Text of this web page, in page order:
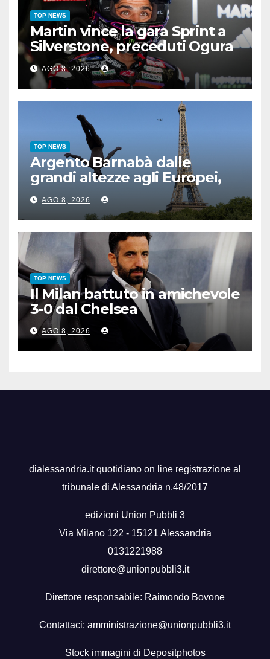
TOP NEWS
Martin vince la gara Sprint a
Silverstone, preceduti Ogura
e Bezzecchi
AGO 8, 2026
TOP NEWS
Argento Barnabà dalle
grandi altezze agli Europei,
bis azzurro dopo Cosetti
AGO 8, 2026
TOP NEWS
Il Milan battuto in amichevole
3-0 dal Chelsea
AGO 8, 2026
dialessandria.it quotidiano on line registrazione al
tribunale di Alessandria n.48/2017
edizioni Union Pubbli 3
Via Milano 122 - 15121 Alessandria
0131221988
direttore@unionpubbli3.it
Direttore responsabile: Raimondo Bovone
Contattaci: amministrazione@unionpubbli3.it
Stock immagini di Depositphotos